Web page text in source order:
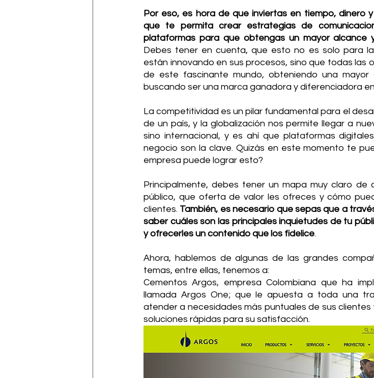
Por eso, es hora de que inviertas en tiempo, dinero
que te permita crear estrategias de
Debes tener en cuenta, que esto no es solo para
están innovando en sus procesos, sino que todas las
de este fascinante mundo, obteniendo una mayor
buscando ser una marca ganadora y diferenciadora
La competitividad es un pilar fundamental para el
de un país, y la globalización nos permite llegar a
sino internacional, y es ahí que plataformas
negocio son la clave. Quizás en este momento te
empresa puede lograr esto?
Principalmente, debes tener un mapa muy claro
público, que oferta de valor les ofreces y cómo
clientes. También, es necesario que sepas que a
saber cuáles son las principales inquietudes de tu
y ofrecerles un contenido que los fidelice.
Ahora, hablemos de algunas de las grandes
temas, entre ellas, tenemos a:
Cementos Argos, empresa Colombiana que ha
llamada Argos One; que le apuesta a toda una
atender a necesidades más puntuales de sus
soluciones rápidas para su satisfacción.